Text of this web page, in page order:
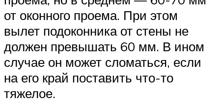
от оконного проема. При этом
вылет подоконника от стены не
должен превышать 60 мм. В ином
случае он может сломаться, если
на его край поставить что-то
тяжелое.